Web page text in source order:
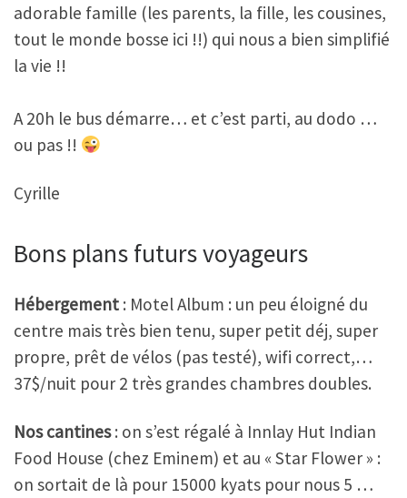
adorable famille (les parents, la fille, les cousines,
tout le monde bosse ici !!) qui nous a bien simplifié
la vie !!
A 20h le bus démarre… et c’est parti, au dodo …
ou pas !!
Cyrille
Bons plans futurs voyageurs
Hébergement : Motel Album : un peu éloigné du
centre mais très bien tenu, super petit déj, super
propre, prêt de vélos (pas testé), wifi correct,…
37$/nuit pour 2 très grandes chambres doubles.
Nos cantines: on s’est régalé à Innlay Hut Indian
Food House (chez Eminem) et au « Star Flower » :
on sortait de là pour 15000 kyats pour nous 5 …